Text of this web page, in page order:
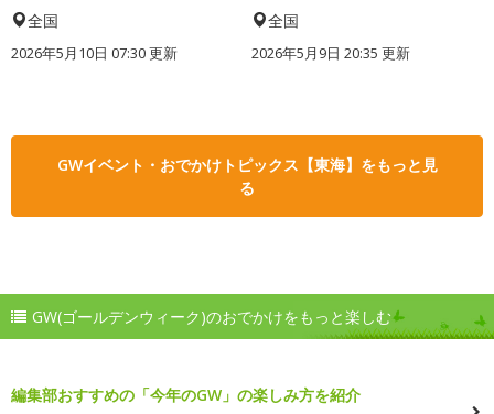
全国
2026年5月10日 07:30 更新
全国
2026年5月9日 20:35 更新
GWイベント・おでかけトピックス【東海】をもっと見
る
GW(ゴールデンウィーク)のおでかけをもっと楽しむ
編集部おすすめの「今年のGW」の楽しみ方を紹介